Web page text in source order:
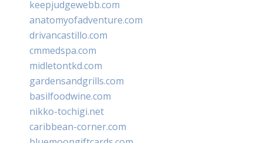
keepjudgewebb.com
anatomyofadventure.com
drivancastillo.com
cmmedspa.com
midletontkd.com
gardensandgrills.com
basilfoodwine.com
nikko-tochigi.net
caribbean-corner.com